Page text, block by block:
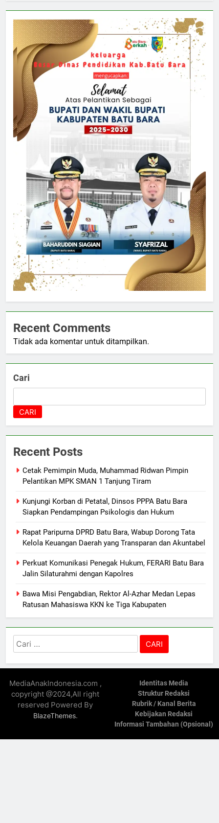
Recent Comments
Tidak ada komentar untuk ditampilkan.
Cari
CARI
Recent Posts
Cetak Pemimpin Muda, Muhammad Ridwan Pimpin
Pelantikan MPK SMAN 1 Tanjung Tiram
Kunjungi Korban di Petatal, Dinsos PPPA Batu Bara
Siapkan Pendampingan Psikologis dan Hukum
Rapat Paripurna DPRD Batu Bara, Wabup Dorong Tata
Kelola Keuangan Daerah yang Transparan dan Akuntabel
Perkuat Komunikasi Penegak Hukum, FERARI Batu Bara
Jalin Silaturahmi dengan Kapolres
Bawa Misi Pengabdian, Rektor Al-Azhar Medan Lepas
Ratusan Mahasiswa KKN ke Tiga Kabupaten
Cari
untuk:
MediaAnakIndonesia.com ,
copyright @2024,All right
reserved Powered By
BlazeThemes.
Identitas Media
Struktur Redaksi
Rubrik / Kanal Berita
Kebijakan Redaksi
Informasi Tambahan (Opsional)